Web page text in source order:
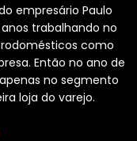
empresário Paulo
anos trabalhando no
como
Então no ano de
no segmento
loja do varejo.